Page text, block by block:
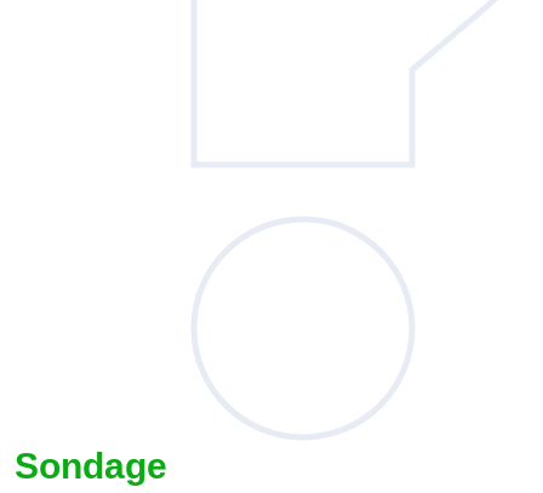
Sondage